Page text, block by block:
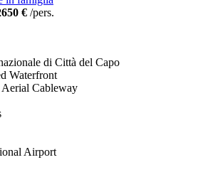
€ /pers.
di Città del Capo
Waterfront
Cableway
Airport